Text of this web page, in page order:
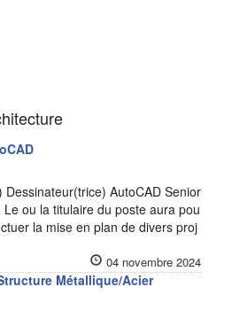
AutoCAD Senior
ou la titulaire du poste aura pou
la mise en plan de divers proj
04 novembre 2024
Métallique/Acier